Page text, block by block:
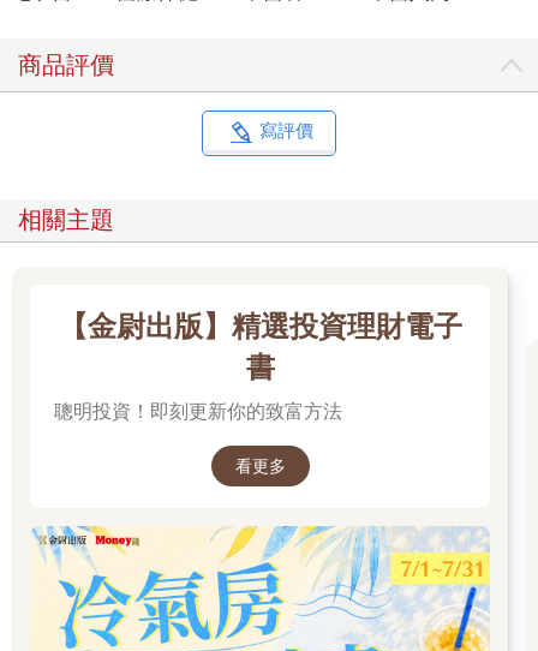
在我過去只用西醫技術為病人診治時，許多手術成功及完全治癒
的病人，卻在數年後又因為同樣的疾病回來就醫，讓我既挫折又
苦惱，開始對只能用藥物壓制症狀、或用手術切除患部的西方醫
學感到不足，進而創造出中西融合的獨特「排寒療法」。
定標準，就代表「治好了」。
全排除乾淨，病症自然會痊癒，身體才能獲得真正的健康。
但是，現今的醫學治療方式卻反其道而行，不但不積極促進身體
排除毒素，反而盡量壓抑（壓制症狀）。這麼一來，毒素累積在
五臟六腑之中，終有一天會再併發相同病症， 甚至影響到其他地
肝臟出現併發症。如果是將人視為整體的中醫，這並不難以理
解，但西醫卻會覺得莫名其妙。西醫只會治療出現病症的地方，
般西醫的思考方式，他們將人體細分為零件，哪個地方壞掉，就
由哪科醫生治療。
因此，西醫已經進化到每個器官都有專科，從消化器內外科、呼
吸器官內外科，到心臟內外科、血液腫瘤科等等，這可以說是西
商品評價
寫評價
相關主題
【金尉出版】精選投資理財電子
書
聰明投資！即刻更新你的致富方法
看更多